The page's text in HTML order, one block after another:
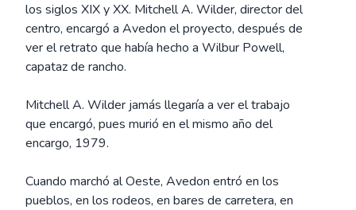
los siglos XIX y XX. Mitchell A. Wilder, director del
centro, encargó a Avedon el proyecto, después de
ver el retrato que había hecho a Wilbur Powell,
capataz de rancho.
Mitchell A. Wilder jamás llegaría a ver el trabajo
que encargó, pues murió en el mismo año del
encargo, 1979.
Cuando marchó al Oeste, Avedon entró en los
pueblos, en los rodeos, en bares de carretera, en